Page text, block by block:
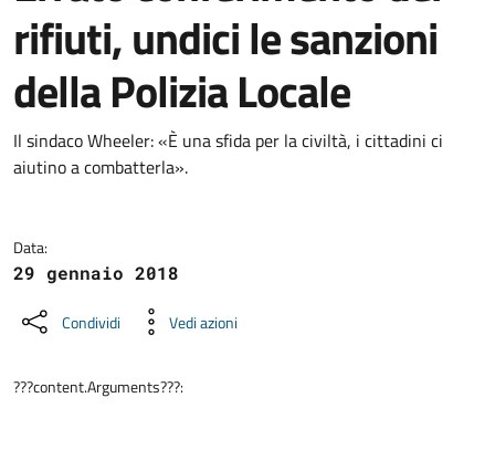
rifiuti, undici le sanzioni
della Polizia Locale
Dettagli della notizia
Il sindaco Wheeler: «È una sfida per la civiltà, i cittadini ci
aiutino a combatterla».
Data:
29 gennaio 2018
Condividi Vedi azioni
???content.Arguments???: